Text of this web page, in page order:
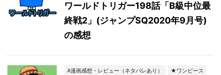
ワールドトリガー198話「B級中位最
終戦2」(ジャンプSQ2020年9月号)
の感想
A漫画感想・レビュー（ネタバレあり） ★ワンピース